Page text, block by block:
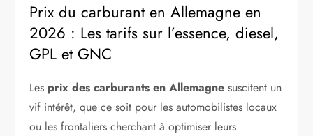
Prix du carburant en Allemagne en
2026 : Les tarifs sur l’essence, diesel,
GPL et GNC
Les prix des carburants en Allemagne suscitent un
vif intérêt, que ce soit pour les automobilistes locaux
ou les frontaliers cherchant à optimiser leurs